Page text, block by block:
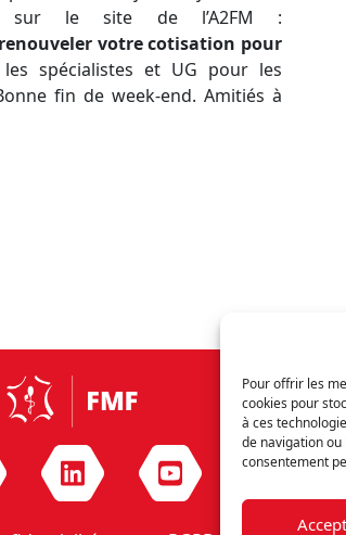
Pour offrir les
cookies pour
à ces
de navigation
consentement
sur le site de l’A2FM :
renouveler votre cotisation pour
spécialistes et UG pour les
fin de week-end. Amitiés à